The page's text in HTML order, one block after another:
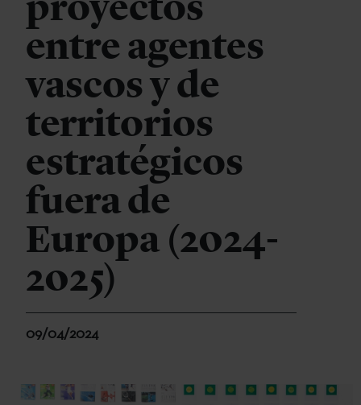
entre agentes
vascos y de
territorios
estratégicos
fuera de
Europa (2024-
2025)
09/04/2024